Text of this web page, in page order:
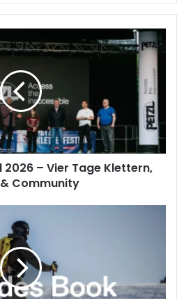
– Vier Tage Klettern,
Community